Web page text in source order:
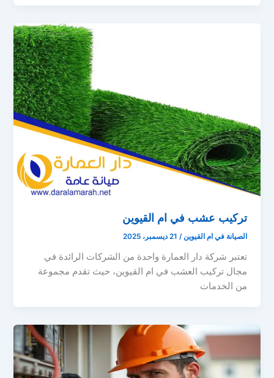
تركيب عشب في ام القيوين
الصيانة في ام القيوين/ 21 ديسمبر، 2025
تعتبر شركة دار العمارة واحدة من الشركات الرائدة في
مجال تركيب العشب في ام القيوين، حيث تقدم مجموعة
من الخدمات